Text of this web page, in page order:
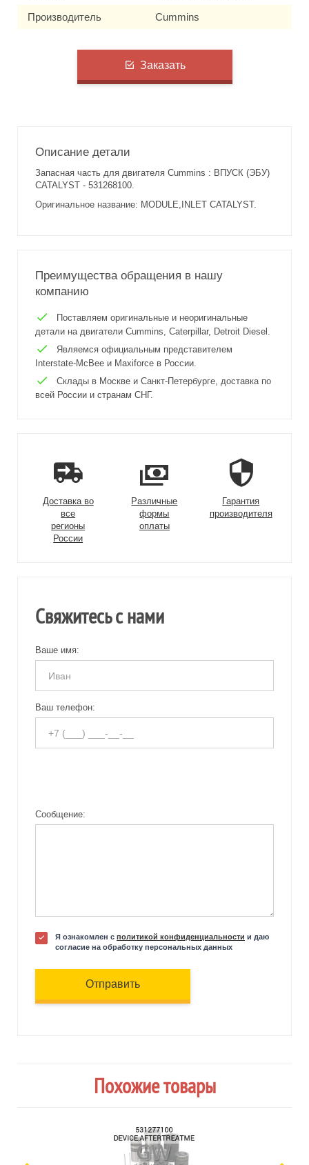
Производитель Cummins
Заказать
Описание детали
Запасная часть для двигателя Cummins : ВПУСК (ЭБУ)
CATALYST - 531268100.
Оригинальное название: MODULE,INLET CATALYST.
Преимущества обращения в нашу
компанию
Поставляем оригинальные и неоригинальные
детали на двигатели Cummins, Caterpillar, Detroit Diesel.
Являемся официальным представителем
Interstate-McBee и Maxiforce в России.
Склады в Москве и Санкт-Петербурге, доставка по
всей России и странам СНГ.
Доставка во
все
регионы
России
Различные
формы
оплаты
Гарантия
производителя
Свяжитесь с нами
Ваше имя:
Ваш телефон:
Сообщение:
Я ознакомлен с политикой конфиденциальности и даю
согласие на обработку персональных данных
Отправить
Похожие товары